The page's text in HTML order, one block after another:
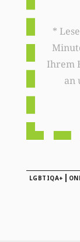
*
Ihrem
an
LGBTIQA+ |